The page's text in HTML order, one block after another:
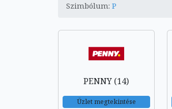
Szimbólum: P
PENNY (14)
Üzlet megtekintése